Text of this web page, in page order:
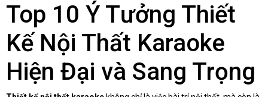
Top 10 Ý Tưởng Thiết
Kế Nội Thất Karaoke
Hiện Đại và Sang Trọng